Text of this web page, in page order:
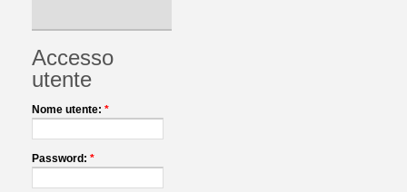
Accesso
utente
Nome utente: *
Password: *